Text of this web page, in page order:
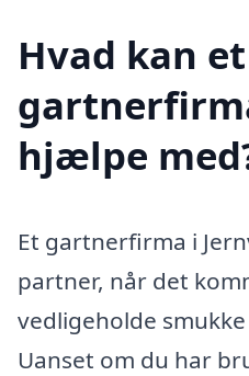
Hvad kan et
hjælpe
Et gartnerfirma i
partner, når det
vedligeholde
Uanset om du har